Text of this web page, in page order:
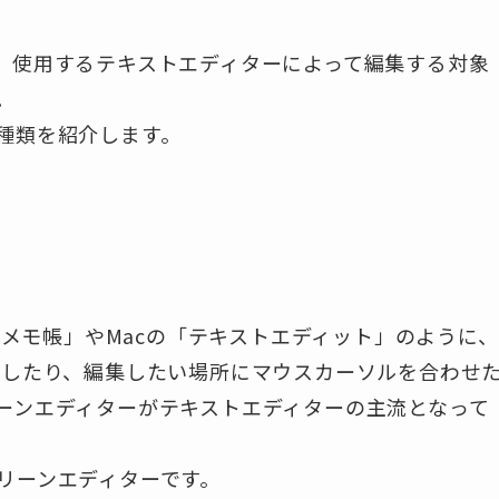
用するテキストエディターによって編集する対象
を紹介します。
モ帳」やMacの「テキストエディット」のように、
たり、編集したい場所にマウスカーソルを合わせ
エディターがテキストエディターの主流となって
ンエディターです。